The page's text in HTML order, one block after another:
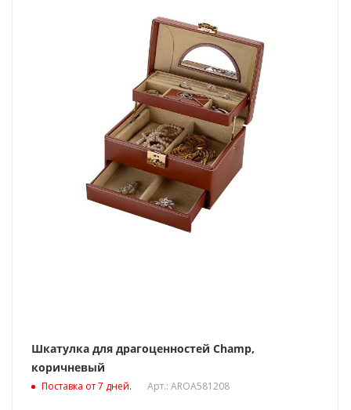
Шкатулка для драгоценностей Champ,
коричневый
Поставка от 7 дней. Арт.: AROA581208